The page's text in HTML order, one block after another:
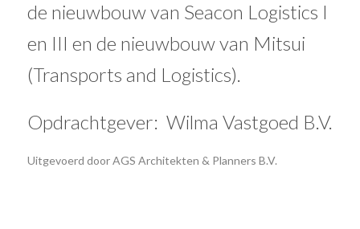
de nieuwbouw van Seacon Logistics I
en III en de nieuwbouw van Mitsui
(Transports and Logistics).
Opdrachtgever: Wilma Vastgoed B.V.
Uitgevoerd door AGS Architekten & Planners B.V.